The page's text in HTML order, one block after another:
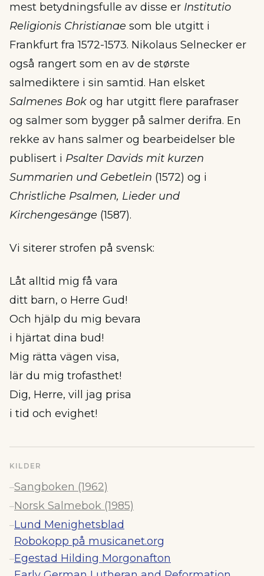
mest betydningsfulle av disse er Institutio
Religionis Christianae som ble utgitt i
Frankfurt fra 1572-1573. Nikolaus Selnecker er
også rangert som en av de største
salmediktere i sin samtid. Han elsket
Salmenes Bok og har utgitt flere parafraser
og salmer som bygger på salmer derifra. En
rekke av hans salmer og bearbeidelser ble
publisert i Psalter Davids mit kurzen
Summarien und Gebetlein (1572) og i
Christliche Psalmen, Lieder und
Kirchengesänge (1587).
Vi siterer strofen på svensk:
Låt alltid mig få vara
ditt barn, o Herre Gud!
Och hjälp du mig bevara
i hjärtat dina bud!
Mig rätta vägen visa,
lär du mig trofasthet!
Dig, Herre, vill jag prisa
i tid och evighet!
KILDER
–Sangboken (1962)
–Norsk Salmebok (1985)
–Lund Menighetsblad
Robokopp på musicanet.org
–Egestad Hilding Morgonafton